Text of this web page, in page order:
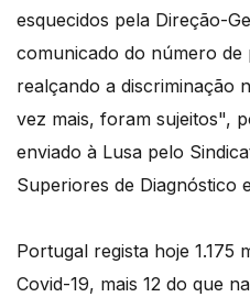
esquecidos pela Direção-
comunicado do número de
realçando a discriminação
vez mais, foram sujeitos",
enviado à Lusa pelo
Superiores de Diagnóstico
Portugal regista hoje 1.175
Covid-19, mais 12 do que